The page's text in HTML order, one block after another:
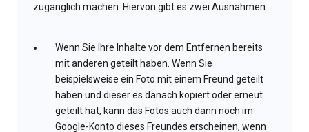
zugänglich machen. Hiervon gibt es zwei Ausnahmen:
Wenn Sie Ihre Inhalte vor dem Entfernen bereits
mit anderen geteilt haben. Wenn Sie
beispielsweise ein Foto mit einem Freund geteilt
haben und dieser es danach kopiert oder erneut
geteilt hat, kann das Fotos auch dann noch im
Google-Konto dieses Freundes erscheinen, wenn